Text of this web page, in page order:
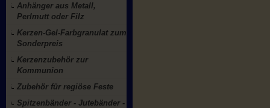
Anhänger aus Metall,
Perlmutt oder Filz
Kerzen-Gel-Farbgranulat zum
Sonderpreis
Kerzenzubehör zur
Kommunion
Zubehör für regiöse Feste
Spitzenbänder - Jutebänder -